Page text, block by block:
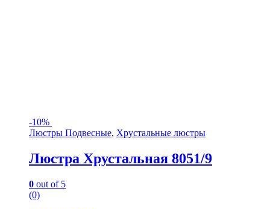
-10%
Люстры Подвесные, Хрустальные люстры
Люстра Хрустальная 8051/9
0 out of 5
(0)